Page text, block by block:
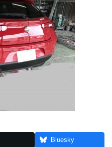
Bluesky